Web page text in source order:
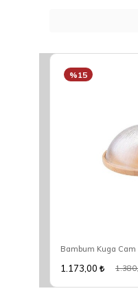
%15
1.173,00